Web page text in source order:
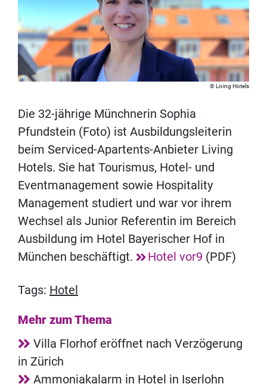
Living Hotels
Die 32-jährige Münchnerin Sophia
Pfundstein (Foto) ist Ausbildungsleiterin
beim Serviced-Apartents-Anbieter Living
Hotels. Sie hat Tourismus, Hotel- und
Eventmanagement sowie Hospitality
Management studiert und war vor ihrem
Wechsel als Junior Referentin im Bereich
Ausbildung im Hotel Bayerischer Hof in
München beschäftigt.
Hotel vor9 (PDF)
Tags: Hotel
Mehr zum Thema
Villa Florhof eröffnet nach Verzögerung
in Zürich
Ammoniakalarm in Hotel in Iserlohn